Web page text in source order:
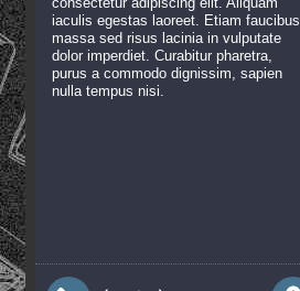
iaculis egestas laoreet. Etiam faucibus
massa sed risus lacinia in vulputate
dolor imperdiet. Curabitur pharetra,
purus a commodo dignissim, sapien
nulla tempus nisi.